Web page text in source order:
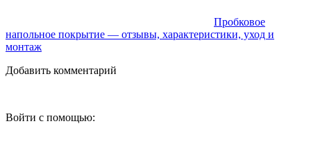
Пробковое
напольное покрытие — отзывы, характеристики, уход и
монтаж
Добавить комментарий
Войти с помощью: